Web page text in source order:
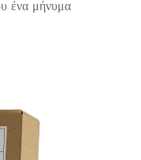
ένα μήνυμα